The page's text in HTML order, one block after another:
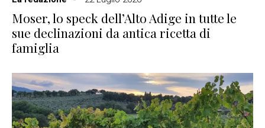
Moser, lo speck dell’Alto Adige in tutte le
sue declinazioni da antica ricetta di
famiglia